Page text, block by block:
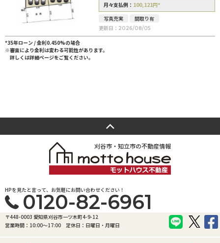
月々支払例： 100,121円*
写真充実
間取り有
更新日： 2026/08/05
*35年ローン / 金利0.450%の場合
※審査により金利は変わる可能性があります。
詳しくは詳細ページをご覧ください。
刈谷市・知立市の不動産情報
HPを見たと言って、お気軽にお問い合わせください！
0120-82-6961
〒448-0003 愛知県刈谷市一ツ木町4-9-12
営業時間：10:00〜17:00
定休日：日曜日・月曜日